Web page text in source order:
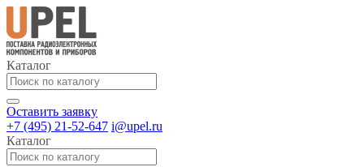
Каталог
Оставить заявку
+7 (495) 21-52-647 i@upel.ru
Каталог